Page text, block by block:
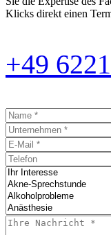
Klicks direkt einen
+49